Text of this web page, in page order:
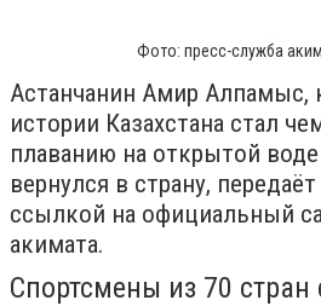
Фото: пресс-служба
Астанчанин Амир Алпамыс,
истории Казахстана стал
плаванию на открытой воде
вернулся в страну, передаёт
ссылкой на официальный
акимата.
Спортсмены из 70 стран